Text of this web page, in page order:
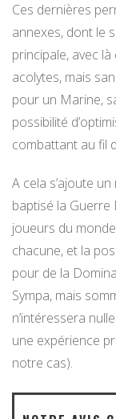
Ces dernières
annexes, dont le
principale, avec
acolytes, mais
pour un Marine,
possibilité
combattant au fil
A cela s’ajoute
baptisé la Guerre
joueurs du
chacune, et la
pour de la
Sympa, mais
n’intéressera
une expérience
notre cas).